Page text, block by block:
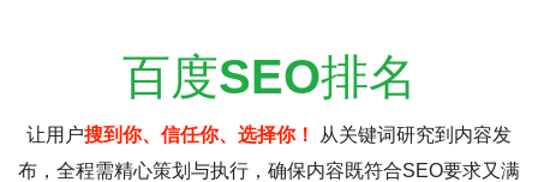
百度SEO排名
让用户搜到你、信任你、选择你！
从关键词研究到内容发
布，全程需精心策划与执行，确保内容既符合SEO要求又满